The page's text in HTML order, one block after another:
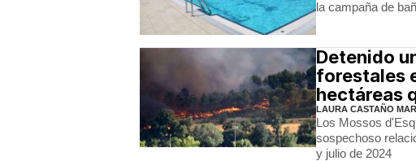
la campaña de
Detenido
forestales
hectáreas
LAURA CASTAÑO
Los Mossos
sospechoso
y julio de 2024